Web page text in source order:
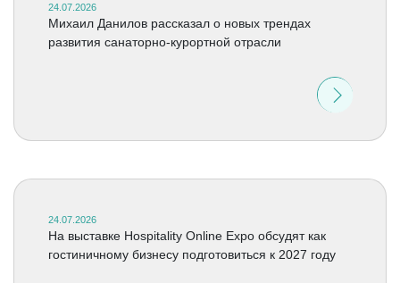
24.07.2026
Михаил Данилов рассказал о новых трендах
развития санаторно-курортной отрасли
24.07.2026
На выставке Hospitality Online Expo обсудят как
гостиничному бизнесу подготовиться к 2027 году